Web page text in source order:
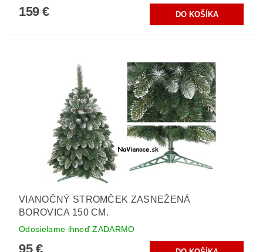
159 €
VIANOČNÝ STROMČEK ZASNEŽENÁ
BOROVICA 150 CM.
Odosielame ihneď ZADARMO
95 €